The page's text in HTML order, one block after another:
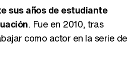
sus años de estudiante
. Fue en 2010, tras
como actor en la serie de